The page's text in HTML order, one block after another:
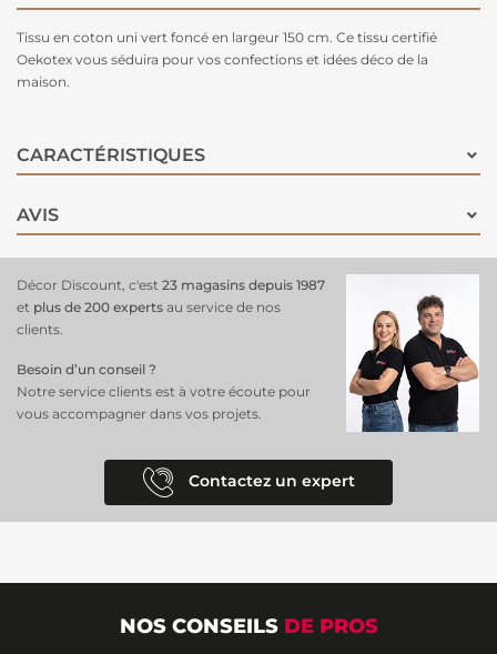
Tissu en coton uni vert foncé en largeur 150 cm. Ce tissu certifié
Oekotex vous séduira pour vos confections et idées déco de la
maison.
CARACTÉRISTIQUES
AVIS
Décor Discount, c'est 23 magasins depuis 1987
et plus de 200 experts au service de nos
clients.
Besoin d’un conseil ?
Notre service clients est à votre écoute pour
vous accompagner dans vos projets.
Contactez un expert
NOS CONSEILS DE PROS